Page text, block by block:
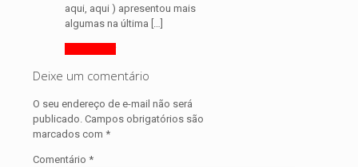
aqui, aqui ) apresentou mais
algumas na última […]
Deixe um comentário
O seu endereço de e-mail não será
publicado. Campos obrigatórios são
marcados com *
Comentário *